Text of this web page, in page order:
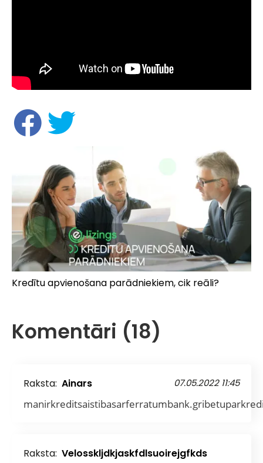
Kredītu apvienošana parādniekiem, cik reāli?
Komentāri (18)
Raksta: Ainars 07.05.2022 11:45
Raksta: Velosskljdkjaskfdlsuoirejgfkds